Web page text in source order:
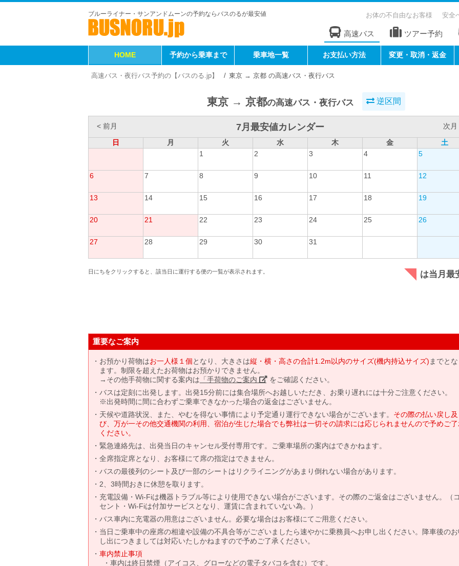
ブルーライナー・サンアンドムーンの予約ならバスのるが最安値 お体の不自由なお客様 安全
高速バス ツアー予約
HOME 予約から乗車まで 乗車地一覧 お支払い方法 変更・取消・返金
高速バス・夜行バス予約の【バスのる.jp】 東京 → 京都 の高速バス・夜行バス
東京 → 京都の高速バス・夜行バス 逆区間
< 前月 7月最安値カレンダー
次月
日
月 火 水 木 金
土
1
2 3 4 5
6 7 8 9 10 11 12
13 14 15 16 17 18 19
20 21 22 23 24 25 26
27 28 29 30 31
日にちをクリックすると、該当日に運行する便の一覧が表示されます。 は当月最
重要なご案内
お預かり荷物はお一人様１個となり、大きさは縦・横・高さの合計1.2m以内のサイズ(機内持込サイズ) までと
ます。制限を超えたお荷物はお預かりできません。
→その他手荷物に関する案内は 「手荷物のご案内」 をご確認ください。
バスは定刻に出発します。出発15分前には集合場所へお越しいただき、お乗り遅れには十分ご注意ください。
※出発時間に間に合わずご乗車できなかった場合の返金はございません。
天候や道路状況、また、やむを得ない事情により予定通り運行できない場合がございます。 その際の払い戻し及
び、万が一その他交通機関の利用、宿泊が生じた場合でも弊社は一切その請求には応じられませんので予めご
ください。
緊急連絡先は、出発当日のキャンセル受付専用です。ご乗車場所の案内はできかねます。
全席指定席となり、お客様にて席の指定はできません。
バスの最後列のシート及び一部のシートはリクライニングがあまり倒れない場合があります。
2、3時間おきに休憩を取ります。
充電設備・Wi-Fiは機器トラブル等により使用できない場合がございます。その際のご返金はございません。（
セント・Wi-Fiは付加サービスとなり、運賃に含まれていない為。）
バス車内に充電器の用意はございません。必要な場合はお客様にてご用意ください。
当日ご乗車中の座席の相違や設備の不具合等がございましたら速やかに乗務員へお申し出ください。降車後の
し出につきましては対応いたしかねますので予めご了承ください。
車内禁止事項
車内は終日禁煙（アイコス、グローなどの電子タバコを含む）です。